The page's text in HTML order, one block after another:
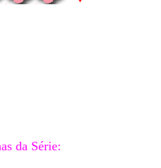
da Série: